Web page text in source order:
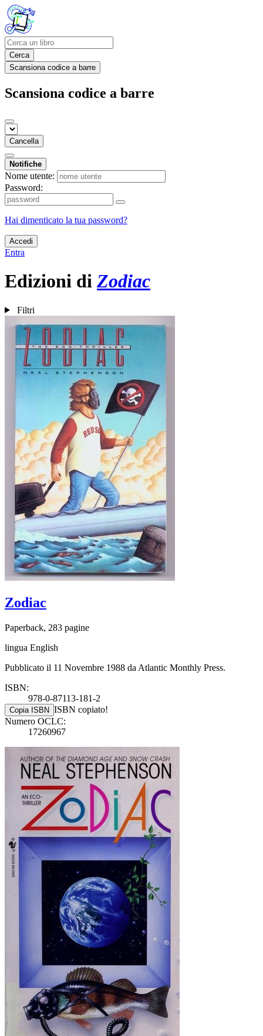
Cerca
Scansiona codice a barre
Scansiona codice a barre
Cancella
Notifiche
Nome utente:
Password:
Hai dimenticato la tua password?
Accedi
Entra
Edizioni di Zodiac
Filtri
Zodiac
Paperback, 283 pagine
lingua English
Pubblicato il 11 Novembre 1988 da Atlantic Monthly Press.
ISBN:
978-0-87113-181-2
Copia ISBN ISBN copiato!
Numero OCLC:
17260967